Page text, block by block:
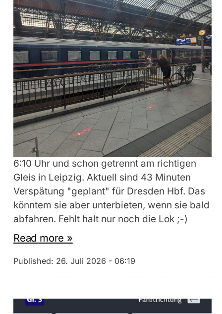
6:10 Uhr und schon getrennt am richtigen
Gleis in Leipzig. Aktuell sind 43 Minuten
Verspätung "geplant" für Dresden Hbf. Das
könntem sie aber unterbieten, wenn sie bald
abfahren. Fehlt halt nur noch die Lok ;-)
Read more »
Published: 26. Juli 2026 - 06:19